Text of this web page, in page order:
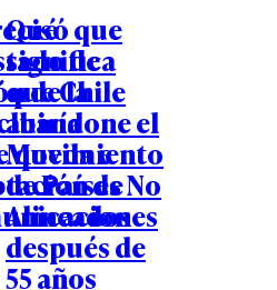
que
de
de la
queda e
de
Qué
significa
que Chile
abandone el
Movimiento
de Países No
Alineados
después de
55 años